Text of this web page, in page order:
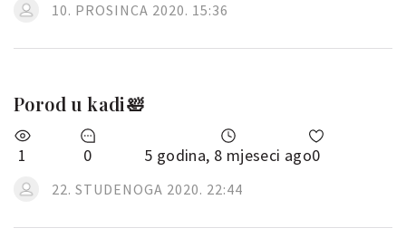
10. PROSINCA 2020. 15:36
Porod u kadi🛀
1 0 5 godina, 8 mjeseci ago0
22. STUDENOGA 2020. 22:44